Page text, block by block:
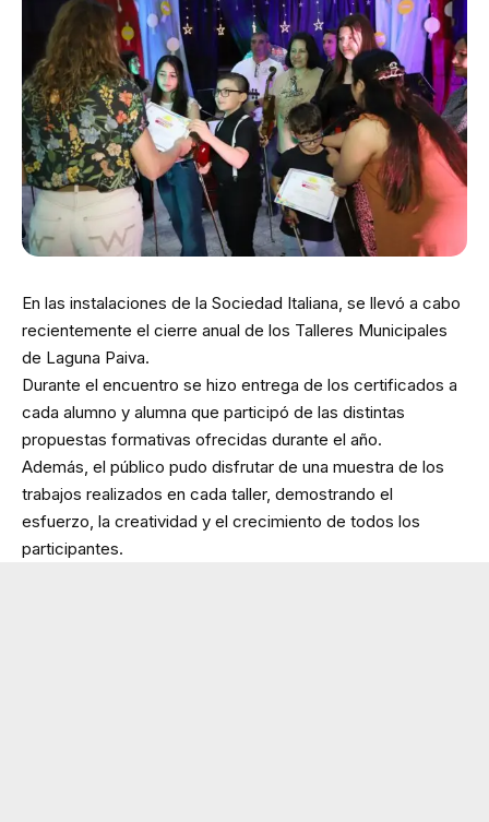
En las instalaciones de la Sociedad Italiana, se llevó a cabo
recientemente el cierre anual de los Talleres Municipales
de Laguna Paiva.
Durante el encuentro se hizo entrega de los certificados a
cada alumno y alumna que participó de las distintas
propuestas formativas ofrecidas durante el año.
Además, el público pudo disfrutar de una muestra de los
trabajos realizados en cada taller, demostrando el
esfuerzo, la creatividad y el crecimiento de todos los
participantes.